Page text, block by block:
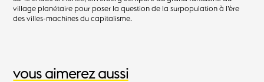
village planétaire pour poser la question de la surpopulation à l’ère
des villes-machines du capitalisme.
vous aimerez aussi